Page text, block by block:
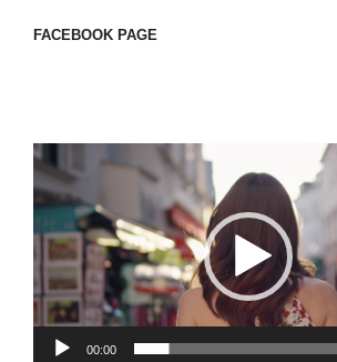
FACEBOOK PAGE
動
画
プ
レ
ー
ヤ
ー
00:00